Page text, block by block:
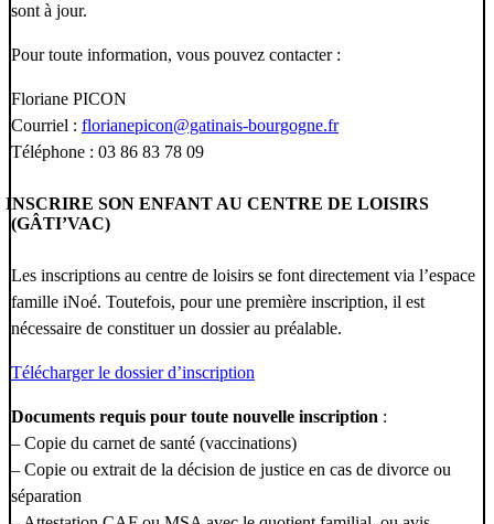
sont à jour.
Pour toute information, vous pouvez contacter :
Floriane PICON
Courriel : florianepicon@gatinais-bourgogne.fr
Téléphone : 03 86 83 78 09
INSCRIRE SON ENFANT AU CENTRE DE LOISIRS
(GÂTI’VAC)
Les inscriptions au centre de loisirs se font directement via l’espace
famille iNoé. Toutefois, pour une première inscription, il est
nécessaire de constituer un dossier au préalable.
Télécharger le dossier d’inscription
Documents requis pour toute nouvelle inscription :
– Copie du carnet de santé (vaccinations)
– Copie ou extrait de la décision de justice en cas de divorce ou
séparation